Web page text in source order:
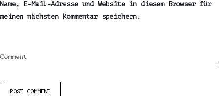
Name, E-Mail-Adresse und Website in diesem Browser für
meinen nächsten Kommentar speichern.
Comment
POST COMMENT